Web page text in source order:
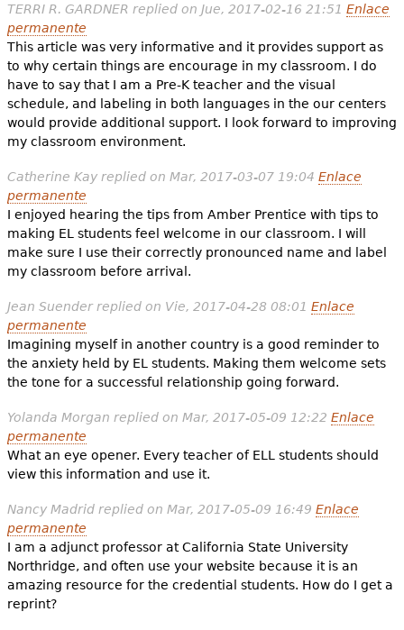
TERRI R. GARDNER replied on Jue, 2017-02-16 21:51 Enlace
permanente
This article was very informative and it provides support as
to why certain things are encourage in my classroom. I do
have to say that I am a Pre-K teacher and the visual
schedule, and labeling in both languages in the our centers
would provide additional support. I look forward to improving
my classroom environment.
Catherine Kayreplied on Mar, 2017-03-07 19:04 Enlace
permanente
I enjoyed hearing the tips from Amber Prentice with tips to
making EL students feel welcome in our classroom. I will
make sure I use their correctly pronounced name and label
my classroom before arrival.
Jean Suenderreplied on Vie, 2017-04-28 08:01 Enlace
permanente
Imagining myself in another country is a good reminder to
the anxiety held by EL students. Making them welcome sets
the tone for a successful relationship going forward.
Yolanda Morgan replied on Mar, 2017-05-09 12:22 Enlace
permanente
What an eye opener. Every teacher of ELL students should
view this information and use it.
Nancy Madridreplied on Mar, 2017-05-09 16:49 Enlace
permanente
I am a adjunct professor at California State University
Northridge, and often use your website because it is an
amazing resource for the credential students. How do I get a
reprint?